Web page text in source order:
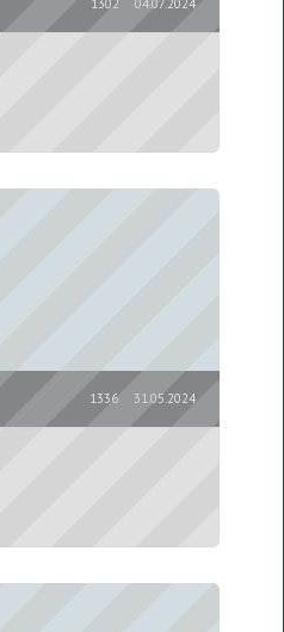
04.07.2024
1302
31.05.2024
1336